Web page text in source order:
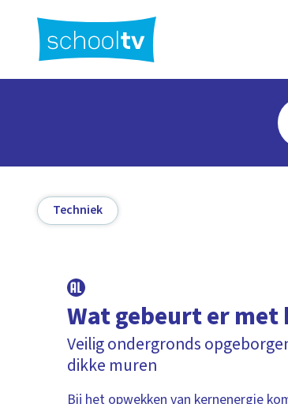
hoofdinhoud
Techniek
Wat gebeurt er
Veilig ondergronds
dikke muren
Bij het opwekken van kernenergie